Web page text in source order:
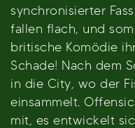
synchronisierter
fallen flach, und
britische Komödie
Schade! Nach dem
in die City, wo der
einsammelt.
mit, es entwickelt